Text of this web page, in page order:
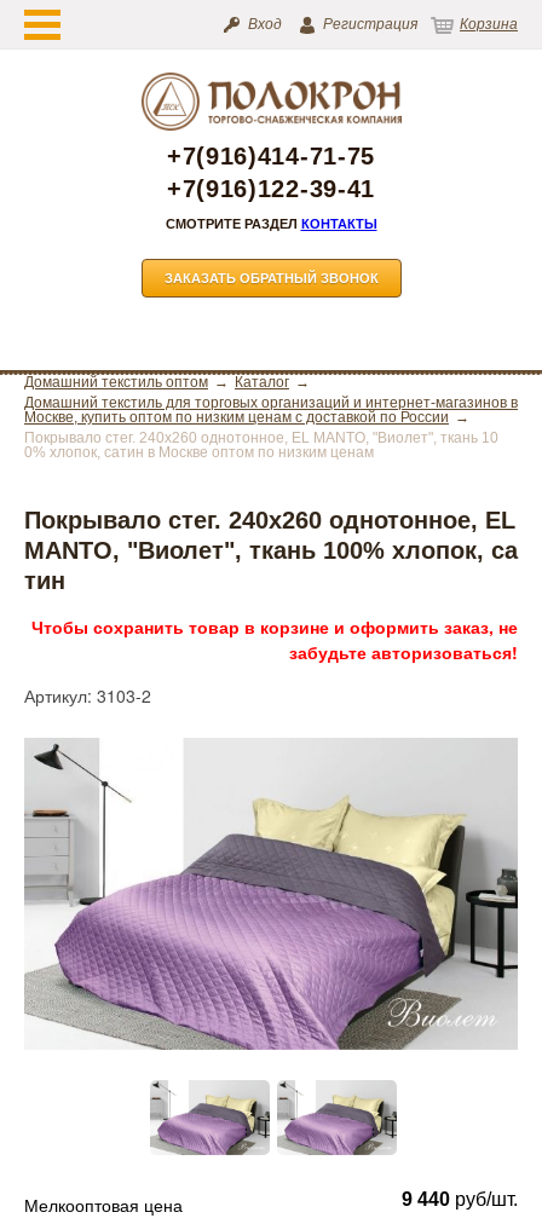
Вход Регистрация Корзина
+7(916)414-71-75
+7(916)122-39-41
СМОТРИТЕ РАЗДЕЛ КОНТАКТЫ
ЗАКАЗАТЬ ОБРАТНЫЙ ЗВОНОК
Домашний текстиль оптом
Каталог
Домашний текстиль для торговых организаций и интернет-магазинов в
Москве, купить оптом по низким ценам с доставкой по России
Покрывало стег. 240х260 однотонное, EL MANTO, "Виолет", ткань 10
0% хлопок, сатин в Москве оптом по низким ценам
Покрывало стег. 240х260 однотонное, EL
MANTO, "Виолет", ткань 100% хлопок, са
тин
Чтобы сохранить товар в корзине и оформить заказ, не
забудьте авторизоваться!
Артикул: 3103-2
Мелкооптовая цена 9 440 руб/шт.